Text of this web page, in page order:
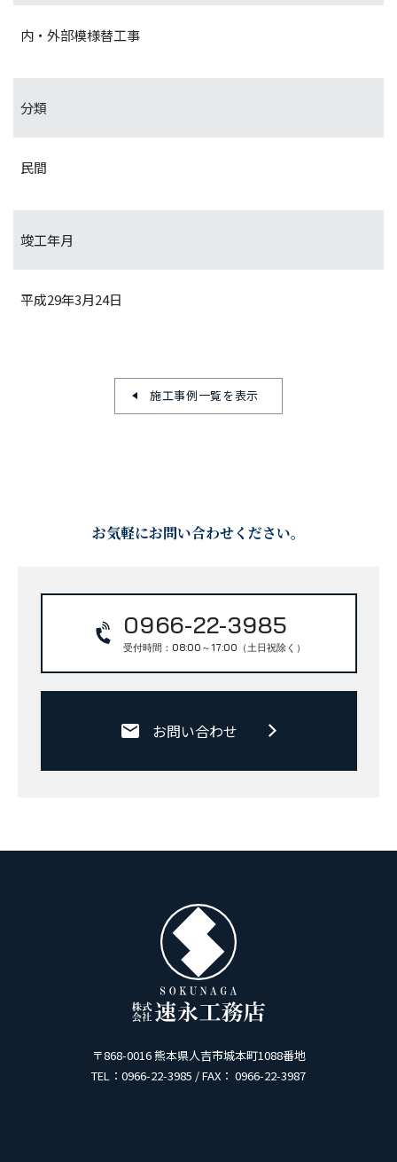
内・外部模様替工事
分類
民間
竣工年月
平成29年3月24日
施工事例一覧を表示
お気軽にお問い合わせください。
0966-22-3985
受付時間：08:00～17:00（土日祝除く）
お問い合わせ
〒868-0016 熊本県人吉市城本町1088番地
TEL：0966-22-3985 / FAX： 0966-22-3987